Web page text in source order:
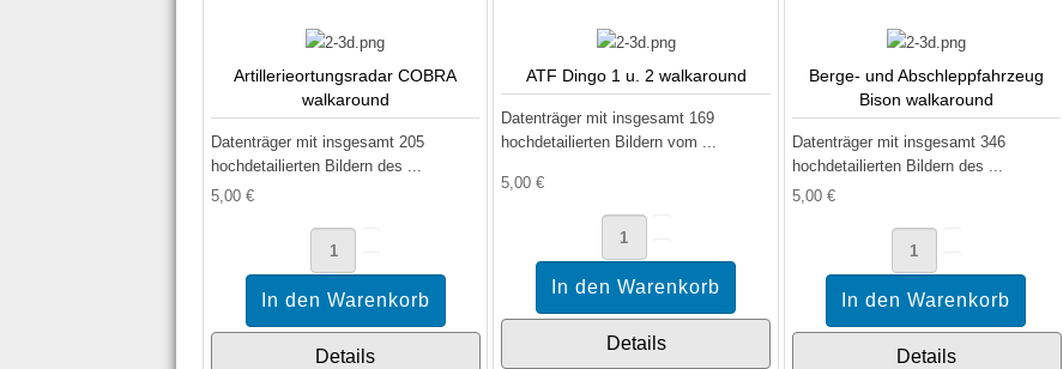
Artillerieortungsradar COBRA
walkaround
Datenträger mit insgesamt 205
hochdetailierten Bildern des ...
5,00 €
Details
ATF Dingo 1 u. 2 walkaround
Datenträger mit insgesamt 169
hochdetailierten Bildern vom ...
5,00 €
Details
Berge- und Abschleppfahrzeug
Bison walkaround
Datenträger mit insgesamt 346
hochdetailierten Bildern des ...
5,00 €
Details